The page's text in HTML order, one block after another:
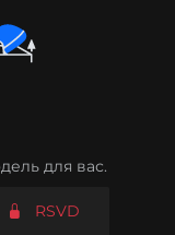
для вас.
RSVD